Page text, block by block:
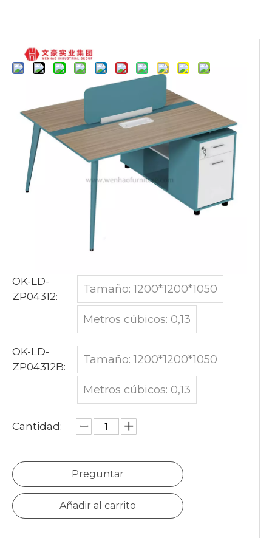
Compartir con:
Estación de trabajo Modular
abierta moderna para 4
personas, muebles de escritorio
de oficina, mesa de trabajo de
diseño, estación de trabajo para
espacio de oficina
Esta configuración no sólo promueve la
comunicación y el intercambio de ideas,
sino que también mejora la cohesión del
OK-LD-
ZP04312:
Tamaño: 1200*1200*1050
Metros cúbicos: 0,13
OK-LD-
ZP04312B:
Tamaño: 1200*1200*1050
Metros cúbicos: 0,13
Cantidad:
Preguntar
Añadir al carrito